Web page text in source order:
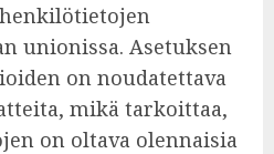
unionissa. Asetuksen
on noudatettava
mikä tarkoittaa,
on oltava olennaisia